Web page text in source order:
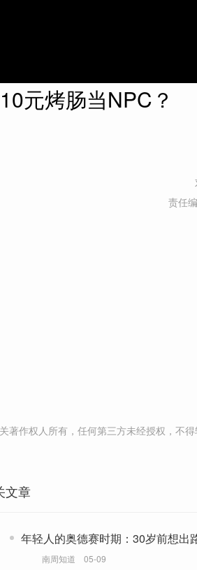
元烤肠当NPC？
责任
著作权人所有，任何第三方未经授权，不
文章
年轻人的奥德赛时期：30岁前想出
后想退路
南周知道 05-09